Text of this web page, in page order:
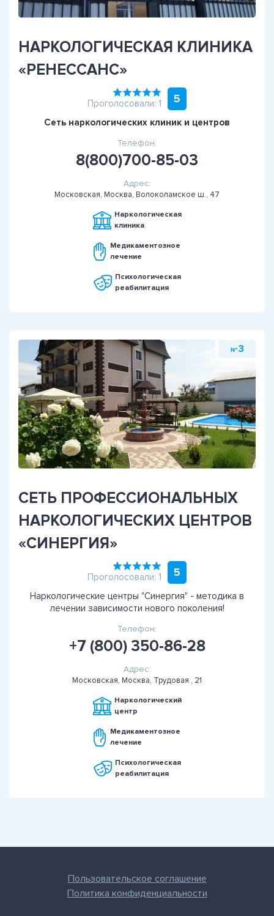
НАРКОЛОГИЧЕСКАЯ КЛИНИКА
«РЕНЕССАНС»
Проголосовали: 1 5
Сеть наркологических клиник и центров
Телефон:
8(800)700-85-03
Адрес:
Московская, Москва, Волоколамское ш., 47
Наркологическая
клиника
Медикаментозное
лечение
Психологическая
реабилитация
№ 3
СЕТЬ ПРОФЕССИОНАЛЬНЫХ
НАРКОЛОГИЧЕСКИХ ЦЕНТРОВ
«СИНЕРГИЯ»
Проголосовали: 1 5
Наркологические центры "Синергия" - методика в
лечении зависимости нового поколения!
Телефон:
+7 (800) 350-86-28
Адрес:
Московская, Москва, Трудовая , 21
Наркологический
центр
Медикаментозное
лечение
Психологическая
реабилитация
Пользовательское соглашение
Политика конфиденциальности